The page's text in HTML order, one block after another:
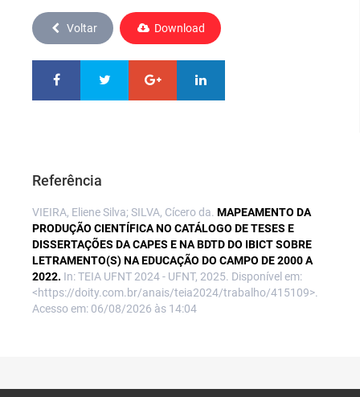
Voltar Download
Referência
VIEIRA, Eliene Silva; SILVA, Cícero da. MAPEAMENTO DA
PRODUÇÃO CIENTÍFICA NO CATÁLOGO DE TESES E
DISSERTAÇÕES DA CAPES E NA BDTD DO IBICT SOBRE
LETRAMENTO(S) NA EDUCAÇÃO DO CAMPO DE 2000 A
2022. In: TEIA UFNT 2024 - UFNT, 2025. Disponível em:
<https://doity.com.br/anais/teia2024/trabalho/415109>.
Acesso em: 06/08/2026 às 14:04